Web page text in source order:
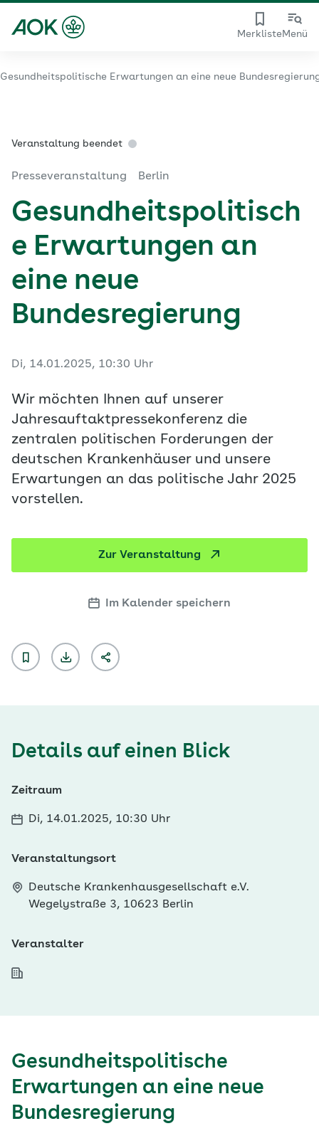
MerklisteMenü
Gesundheitspolitische Erwartungen an eine neue
Veranstaltung beendet
Presseveranstaltung Berlin
Gesundheitspolitisch
e Erwartungen an
eine neue
Bundesregierung
Di, 14.01.2025, 10:30 Uhr
Wir möchten Ihnen auf unserer
Jahresauftaktpressekonferenz die
zentralen politischen Forderungen der
deutschen Krankenhäuser und unsere
Erwartungen an das politische Jahr 2025
vorstellen.
Zur Veranstaltung
Im Kalender speichern
Details auf einen Blick
Zeitraum
Di, 14.01.2025, 10:30 Uhr
Veranstaltungsort
Deutsche Krankenhausgesellschaft e.V.
Wegelystraße 3, 10623 Berlin
Veranstalter
Gesundheitspolitische
Erwartungen an eine neue
Bundesregierung